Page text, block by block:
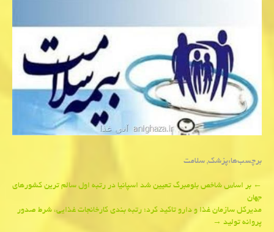
برچسب‌ها:پزشك,سلامت
Post
navigation
←بر اساس شاخص بلومبرگ تعیین شد اسپانیا در رتبه اول سالم ترین كشورهای
جهان
مدیركل سازمان غذا و دارو تاكید كرد؛ رتبه بندی كارخانجات غذایی، شرط صدور
پروانه تولید→